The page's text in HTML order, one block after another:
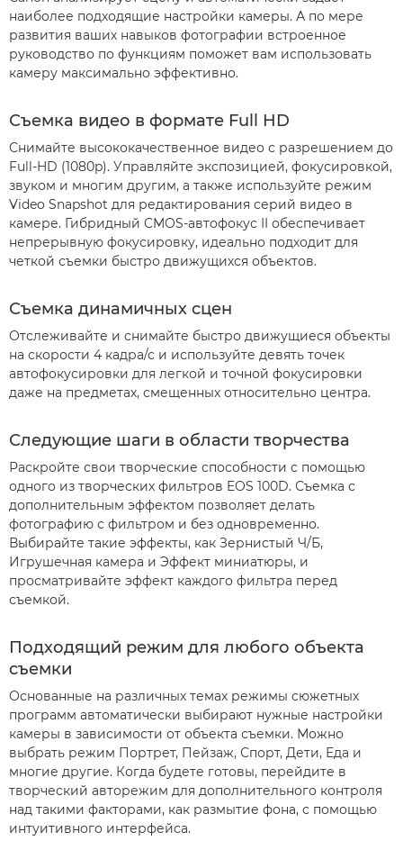
наиболее подходящие настройки камеры. А по мере
развития ваших навыков фотографии встроенное
руководство по функциям поможет вам использовать
камеру максимально эффективно.
Съемка видео в формате Full HD
Снимайте высококачественное видео с разрешением до
Full-HD (1080p). Управляйте экспозицией, фокусировкой,
звуком и многим другим, а также используйте режим
Video Snapshot для редактирования серий видео в
камере. Гибридный CMOS-автофокус II обеспечивает
непрерывную фокусировку, идеально подходит для
четкой съемки быстро движущихся объектов.
Съемка динамичных сцен
Отслеживайте и снимайте быстро движущиеся объекты
на скорости 4 кадра/с и используйте девять точек
автофокусировки для легкой и точной фокусировки
даже на предметах, смещенных относительно центра.
Следующие шаги в области творчества
Раскройте свои творческие способности с помощью
одного из творческих фильтров EOS 100D. Съемка с
дополнительным эффектом позволяет делать
фотографию с фильтром и без одновременно.
Выбирайте такие эффекты, как Зернистый Ч/Б,
Игрушечная камера и Эффект миниатюры, и
просматривайте эффект каждого фильтра перед
съемкой.
Подходящий режим для любого объекта
съемки
Основанные на различных темах режимы сюжетных
программ автоматически выбирают нужные настройки
камеры в зависимости от объекта съемки. Можно
выбрать режим Портрет, Пейзаж, Спорт, Дети, Еда и
многие другие. Когда будете готовы, перейдите в
творческий авторежим для дополнительного контроля
над такими факторами, как размытие фона, с помощью
интуитивного интерфейса.